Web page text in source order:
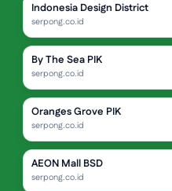
Indonesia Design District
serpong.co.id
By The Sea PIK
serpong.co.id
Oranges Grove PIK
serpong.co.id
AEON Mall BSD
serpong.co.id